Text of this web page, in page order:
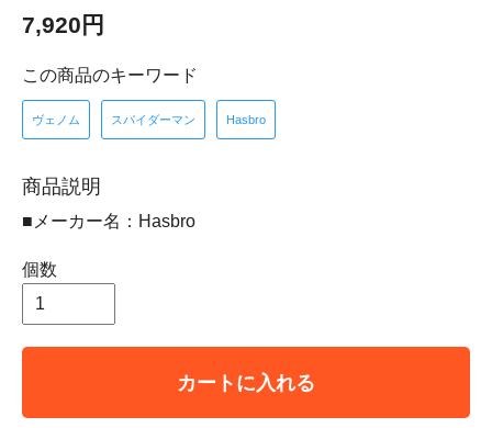
7,920円
この商品のキーワード
ヴェノム スパイダーマン Hasbro
商品説明
■メーカー名：Hasbro
個数
カートに入れる